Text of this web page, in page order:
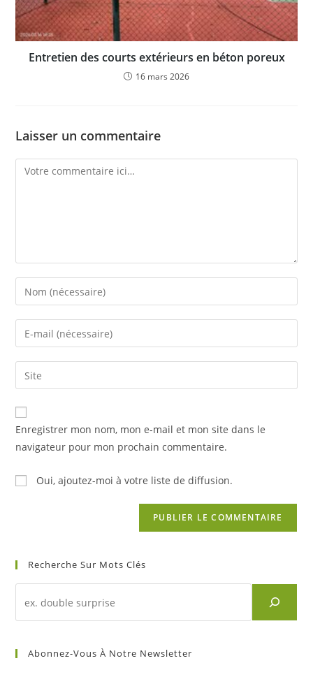
Entretien des courts extérieurs en béton poreux
16 mars 2026
Laisser un commentaire
Comment
Enter
your
name
comment
Enter
your
email
address
comment
Saisir
l’URL
de
votre
(facultatif)
Enregistrer mon nom, mon e-mail et mon site dans le
navigateur pour mon prochain commentaire.
Oui, ajoutez-moi à votre liste de diffusion.
Recherche Sur Mots Clés
d'un
mots
Abonnez-Vous À Notre Newsletter